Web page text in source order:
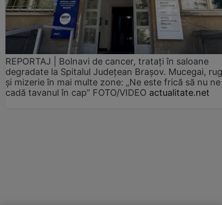
REPORTAJ | Bolnavi de cancer, tratați în saloane
degradate la Spitalul Județean Brașov. Mucegai,
și mizerie în mai multe zone: „Ne este frică să nu ne
cadă tavanul în cap” FOTO/VIDEO actualitate.net